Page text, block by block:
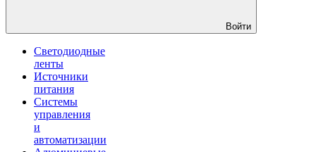
Войти
Светодиодные
ленты
Источники
питания
Системы
управления
и
автоматизации